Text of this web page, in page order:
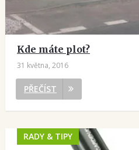
Kde máte plot?
31 května, 2016
PŘEČÍST
RADY & TIPY